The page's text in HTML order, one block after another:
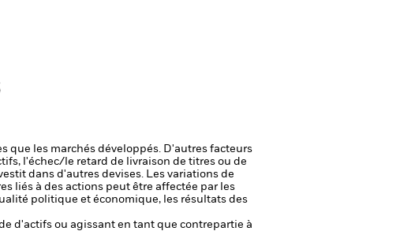
que les marchés développés. D'autres facteurs
l'échec/le retard de livraison de titres ou de
dans d'autres devises. Les variations de
liés à des actions peut être affectée par les
politique et économique, les résultats des
d'actifs ou agissant en tant que contrepartie à